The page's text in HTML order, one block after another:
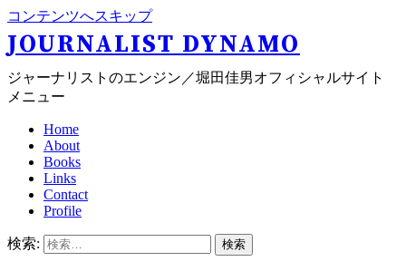
コンテンツへスキップ
JOURNALIST DYNAMO
ジャーナリストのエンジン／堀田佳男オフィシャルサイト
メニュー
Home
About
Books
Links
Contact
Profile
検索: